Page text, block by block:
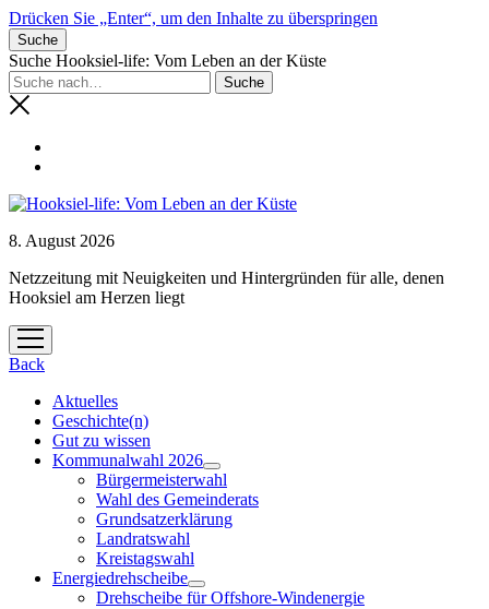
Drücken Sie „Enter“, um den Inhalte zu überspringen
Suche
Suche Hooksiel-life: Vom Leben an der Küste
8. August 2026
Netzzeitung mit Neuigkeiten und Hintergründen für alle, denen
Hooksiel am Herzen liegt
Menü
öffnen
Back
Aktuelles
Geschichte(n)
Gut zu wissen
Kommunalwahl 2026
Menü
öffnen
Bürgermeisterwahl
Wahl des Gemeinderats
Grundsatzerklärung
Landratswahl
Kreistagswahl
Energiedrehscheibe
Menü
Drehscheibe für Offshore-Windenergie